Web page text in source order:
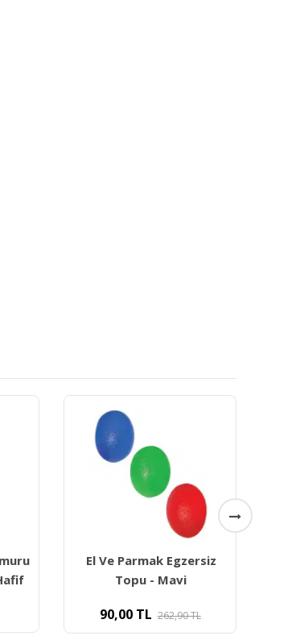
El Ve Parmak Egzersiz
Topu - Mavi
90,00TL 262,90TL